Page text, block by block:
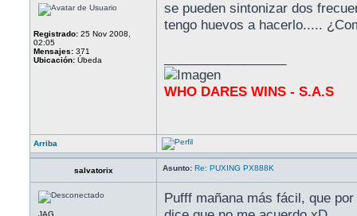
Registrado: 25 Nov 2008,
02:05
Mensajes: 371
Ubicación: Úbeda
se pueden sintonizar dos
tengo huevos a hacerlo.....
WHO DARES WINS - S.A.S
Arriba
salvatorix Asunto: Re: PUXING PX888K
JAG
Pufff mañana más fácil, que